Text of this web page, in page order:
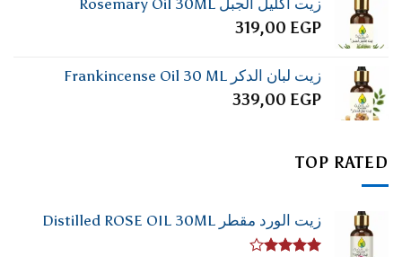
319,00 EGP
زيت لبان الدكر Frankincense Oil 30 ML
339,00 EGP
TOP RATED
زيت الورد مقطر Distilled ROSE OIL 30ML